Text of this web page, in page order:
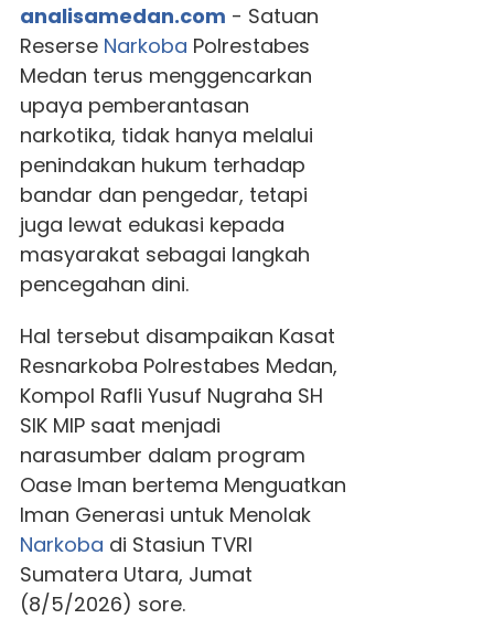
analisamedan.com - Satuan
ReserseNarkoba Polrestabes
Medan terus menggencarkan
upaya pemberantasan
narkotika, tidak hanya melalui
penindakan hukum terhadap
bandar dan pengedar, tetapi
juga lewat edukasi kepada
masyarakat sebagai langkah
pencegahan dini.
Hal tersebut disampaikan Kasat
Resnarkoba Polrestabes Medan,
Kompol Rafli Yusuf Nugraha SH
SIK MIP saat menjadi
narasumber dalam program
Oase Iman bertema Menguatkan
Iman Generasi untuk Menolak
Narkoba di Stasiun TVRI
Sumatera Utara, Jumat
(8/5/2026) sore.